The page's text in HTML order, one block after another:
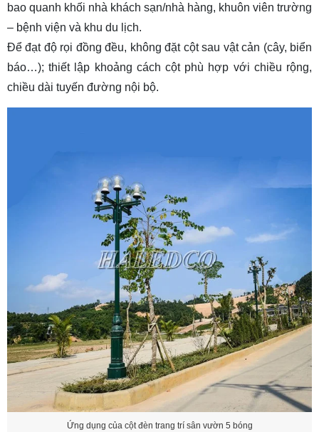
bao quanh khối nhà khách sạn/nhà hàng, khuôn viên trường
– bệnh viện và khu du lịch.
Để đạt độ rọi đồng đều, không đặt cột sau vật cản (cây, biển
báo…); thiết lập khoảng cách cột phù hợp với chiều rộng,
chiều dài tuyến đường nội bộ.
Ứng dụng của cột đèn trang trí sân vườn 5 bóng